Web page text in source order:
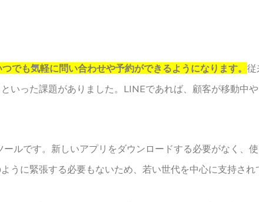
でも気軽に問い合わせや予約ができるようになります。 従
いった課題がありました。LINEであれば、顧客が移動中
ルです。新しいアプリをダウンロードする必要がなく、
うに緊張する必要もないため、若い世代を中心に支持され